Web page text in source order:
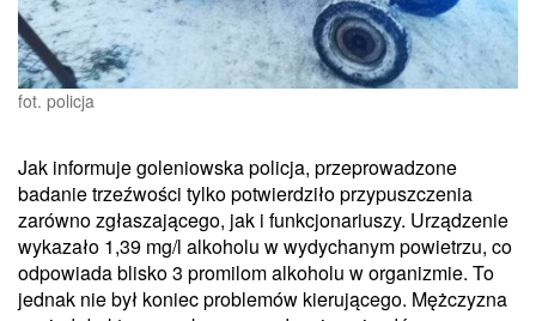
fot. policja
Jak informuje goleniowska policja, przeprowadzone
badanie trzeźwości tylko potwierdziło przypuszczenia
zarówno zgłaszającego, jak i funkcjonariuszy. Urządzenie
wykazało 1,39 mg/l alkoholu w wydychanym powietrzu, co
odpowiada blisko 3 promilom alkoholu w organizmie. To
jednak nie był koniec problemów kierującego. Mężczyzna